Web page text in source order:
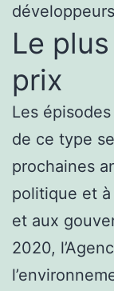
Le
prix
Les
de ce type
prochaines
politique et
et aux
2020,